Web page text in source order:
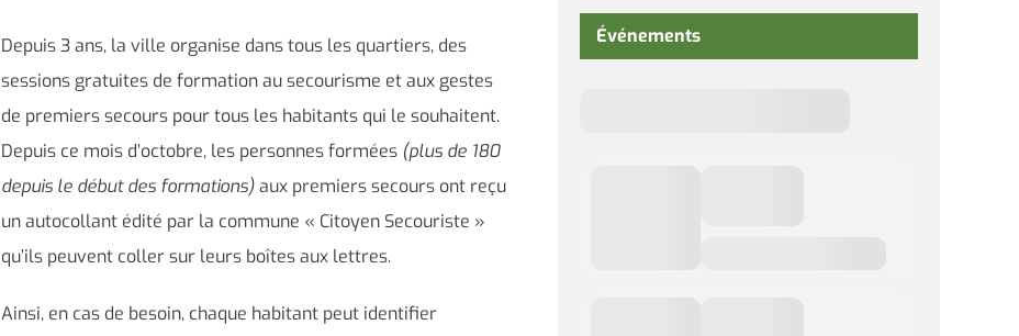
Depuis 3 ans, la ville organise dans tous les quartiers, des
sessions gratuites de formation au secourisme et aux gestes
de premiers secours pour tous les habitants qui le souhaitent.
Depuis ce mois d’octobre, les personnes formées (plus de 180
depuis le début des formations)aux premiers secours ont reçu
un autocollant édité par la commune « Citoyen Secouriste »
qu’ils peuvent coller sur leurs boîtes aux lettres.
Ainsi, en cas de besoin, chaque habitant peut identifier
Événements